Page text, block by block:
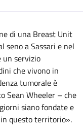
di una Breast Unit
seno a Sassari e nel
servizio
che vivono in
tumorale è
Sean Wheeler – che
siano fondate e
questo territorio».